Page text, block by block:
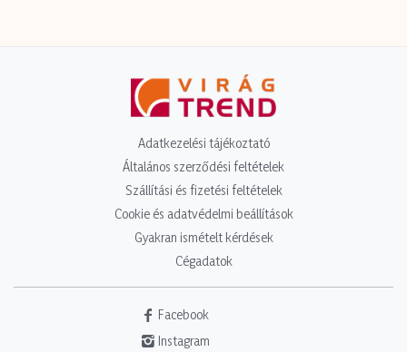
Adatkezelési tájékoztató
Általános szerződési feltételek
Szállítási és fizetési feltételek
Cookie és adatvédelmi beállítások
Gyakran ismételt kérdések
Cégadatok
Facebook
Instagram